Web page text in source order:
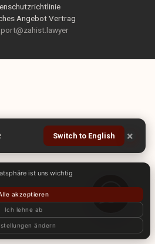
ist uns wichtig
akzeptieren
Ich lehne ab
ändern
Angebot Vertrag
Switch to English ×